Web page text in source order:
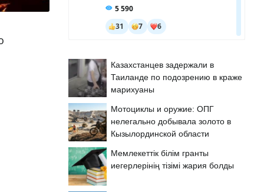
Казахстанцев задержали в
Таиланде по подозрению в краже
марихуаны
Мотоциклы и оружие: ОПГ
нелегально добывала золото в
Кызылординской области
Мемлекеттік білім гранты
иегерлерінің тізімі жария болды